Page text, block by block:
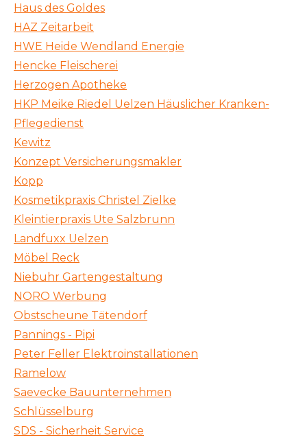
Haus des Goldes
HAZ Zeitarbeit
HWE Heide Wendland Energie
Hencke Fleischerei
Herzogen Apotheke
HKP Meike Riedel Uelzen Häuslicher Kranken-
Pflegedienst
Kewitz
Konzept Versicherungsmakler
Kopp
Kosmetikpraxis Christel Zielke
Kleintierpraxis Ute Salzbrunn
Landfuxx Uelzen
Möbel Reck
Niebuhr Gartengestaltung
NORO Werbung
Obstscheune Tätendorf
Pannings - Pipi
Peter Feller Elektroinstallationen
Ramelow
Saevecke Bauunternehmen
Schlüsselburg
SDS - Sicherheit Service